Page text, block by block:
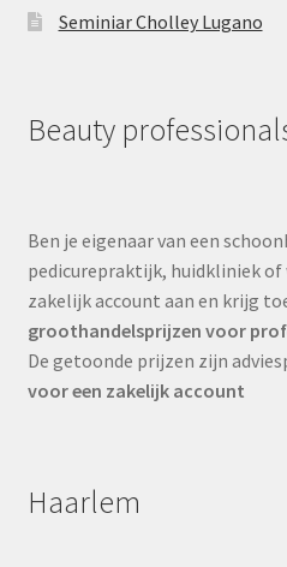
Seminiar Cholley Lugano
Beauty
Ben je eigenaar van een
pedicurepraktijk, huidkliniek of
zakelijk account aan en krijg
groothandelsprijzen voor
De getoonde prijzen zijn
voor een zakelijk account
Haarlem